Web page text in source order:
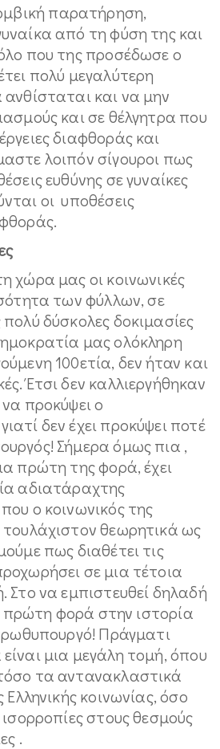
παρατήρηση,
από τη φύση της και
που της προσέδωσε ο
πολύ μεγαλύτερη
και να μην
και σε θέλγητρα που
διαφθοράς και
λοιπόν σίγουροι πως
ευθύνης σε γυναίκες
οι υποθέσεις
χώρα μας οι κοινωνικές
των φύλλων, σε
δύσκολες δοκιμασίες
μας ολόκληρη
100ετία, δεν ήταν και
Έτσι δεν καλλιεργήθηκαν
προκύψει ο
δεν έχει προκύψει ποτέ
Σήμερα όμως πια ,
πρώτη της φορά, έχει
αδιατάραχτης
ο κοινωνικός της
θεωρητικά ως
πως διαθέτει τις
σε μια τέτοια
Στο να εμπιστευθεί δηλαδή
πρώτη φορά στην ιστορία
Πράγματι
μια μεγάλη τομή, όπου
τα αντανακλαστικά
Ελληνικής κοινωνίας, όσο
ισορροπίες στους θεσμούς
.